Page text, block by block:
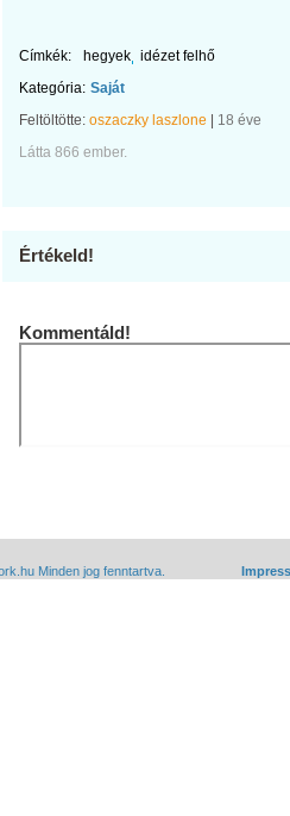
Címkék: hegyek idézet felhő
Kategória: Saját
Feltöltötte: oszaczky laszlone
18 éve
Látta 866 ember.
Értékeld!
Kommentáld!
Minden jog fenntartva.